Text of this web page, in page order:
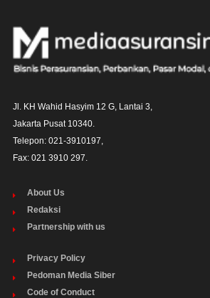
Jl. KH Wahid Hasyim 12 G, Lantai 3,
Jakarta Pusat 10340.
Telepon: 021-3910197,
Fax: 021 3910 297.
About Us
Redaksi
Partnership with us
Privacy Policy
Pedoman Media Siber
Code of Conduct